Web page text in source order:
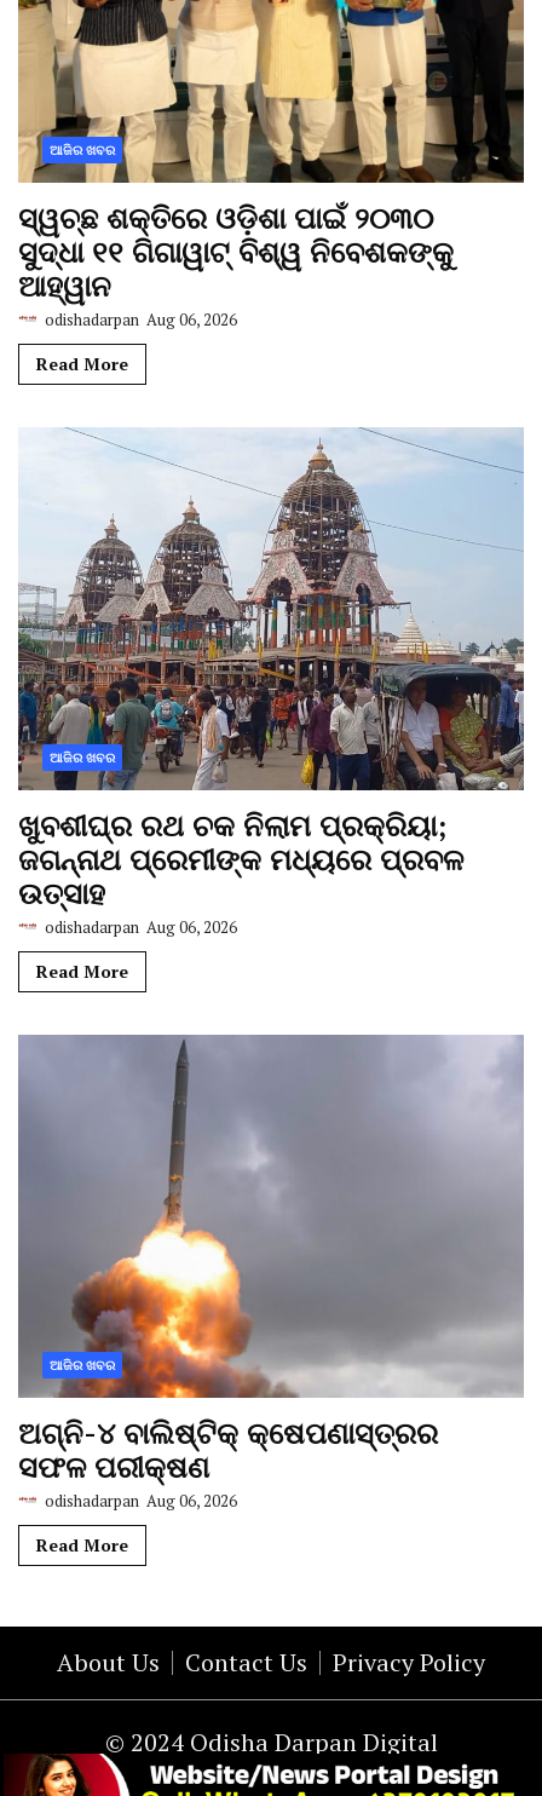
ଆଜିର ଖବର
ସ୍ୱଚ୍ଛ ଶକ୍ତିରେ ଓଡ଼ିଶା ପାଇଁ ୨୦୩୦
ସୁଦ୍ଧା ୧୧ ଗିଗାୱାଟ୍ ବିଶ୍ୱ ନିବେଶକଙ୍କୁ
ଆହ୍ୱାନ
odishadarpan Aug 06, 2026
Read More
ଆଜିର ଖବର
ଖୁବଶୀଘ୍ର ରଥ ଚକ ନିଲାମ ପ୍ରକ୍ରିୟା;
ଜଗନ୍ନାଥ ପ୍ରେମୀଙ୍କ ମଧ୍ୟରେ ପ୍ରବଳ
ଉତ୍ସାହ
odishadarpan Aug 06, 2026
Read More
ଆଜିର ଖବର
ଅଗ୍ନି-୪ ବାଲିଷ୍ଟିକ୍ କ୍ଷେପଣାସ୍ତ୍ରର
ସଫଳ ପରୀକ୍ଷଣ
odishadarpan Aug 06, 2026
Read More
About Us Contact Us Privacy Policy
© 2024 Odisha Darpan Digital